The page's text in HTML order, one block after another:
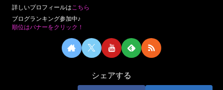
詳しいプロフィールは こちら
ブログランキング参加中♪
順位はバナーをクリック！
シェアする